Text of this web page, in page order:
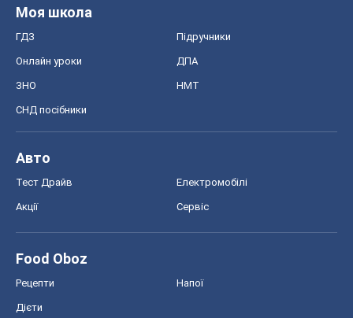
Моя школа
ГДЗ Підручники
Онлайн уроки ДПА
ЗНО НМТ
СНД посібники
Авто
Тест Драйв Електромобілі
Акції Сервіс
Food Oboz
Рецепти Напої
Дієти